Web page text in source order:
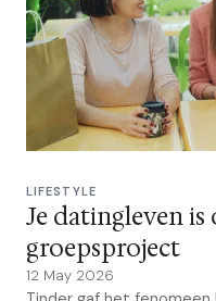
LIFESTYLE
Je datingleven is
groepsproject
12 May 2026